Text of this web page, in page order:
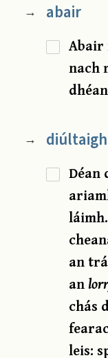
→ abair
Abair
nach
→ diúltaigh
Déan
an
an
chás
leis: